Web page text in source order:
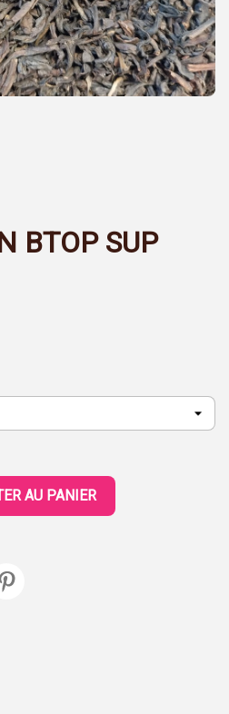
BTOP SUP
AU PANIER